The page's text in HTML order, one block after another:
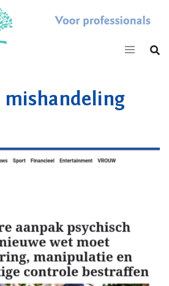
mishandeling